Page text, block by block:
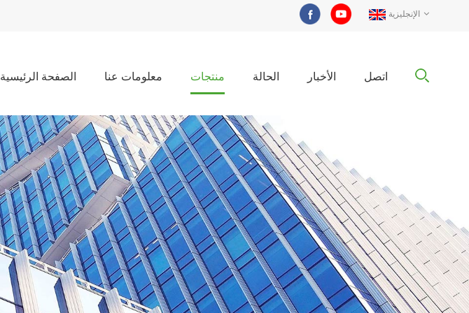
الإنجليزية
الصفحة الرئيسية معلومات عنا منتجات الحالة الأخبار اتصل